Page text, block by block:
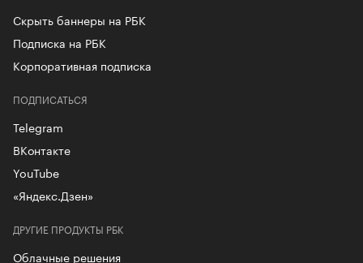
Скрыть баннеры на РБК
Подписка на РБК
Корпоративная подписка
ДРУГИЕ ПРОДУКТЫ РБК
Облачные решения
ПОДПИСАТЬСЯ
Telegram
ВКонтакте
YouTube
«Яндекс.Дзен»